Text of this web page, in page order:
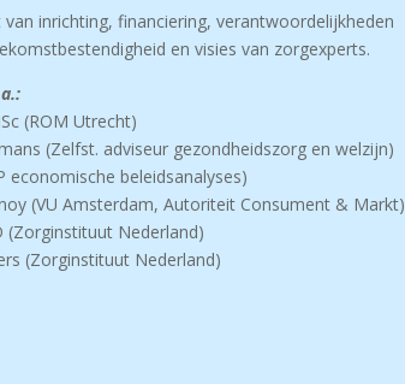
van inrichting, financiering, verantwoordelijkheden
en visies van zorgexperts.
(ROM Utrecht)
(Zelfst. adviseur gezondheidszorg en welzijn)
economische beleidsanalyses)
(VU Amsterdam, Autoriteit Consument & Markt)
(Zorginstituut Nederland)
(Zorginstituut Nederland)